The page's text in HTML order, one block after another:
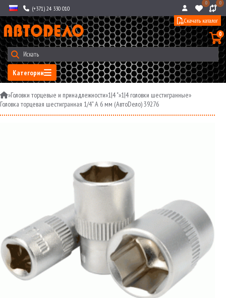
(+371) 24 330 010
0 0
Категории
0
Скачать каталог
»Головки торцевые и принадлежности»1|4 "»1|4 головки шестигранные»
Головка торцевая шестигранная 1/4" A 6 мм (АвтоDело) 39276